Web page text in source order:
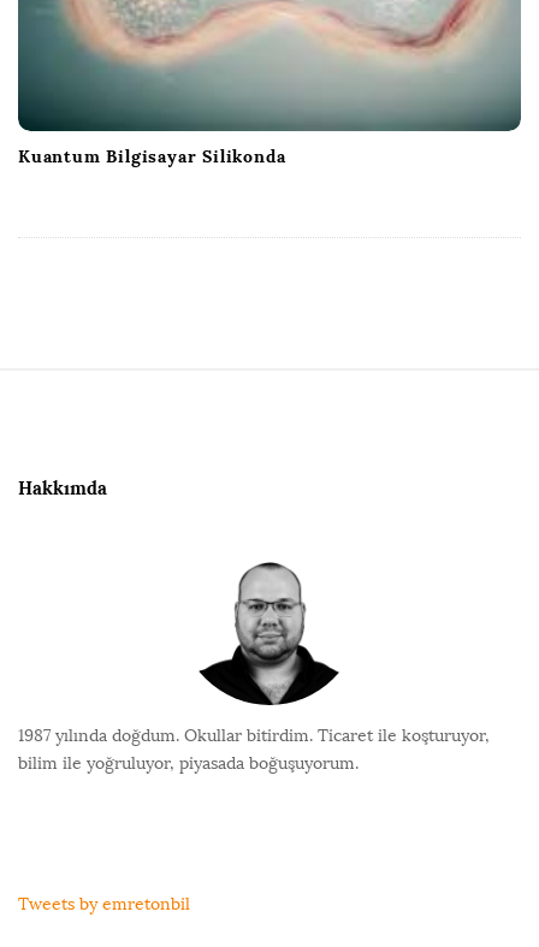
Kuantum Bilgisayar Silikonda
Hakkımda
1987 yılında doğdum. Okullar bitirdim. Ticaret ile koşturuyor,
bilim ile yoğruluyor, piyasada boğuşuyorum.
Tweets by emretonbil